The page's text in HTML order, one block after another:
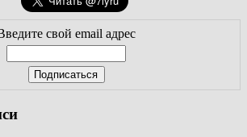
свой email адрес